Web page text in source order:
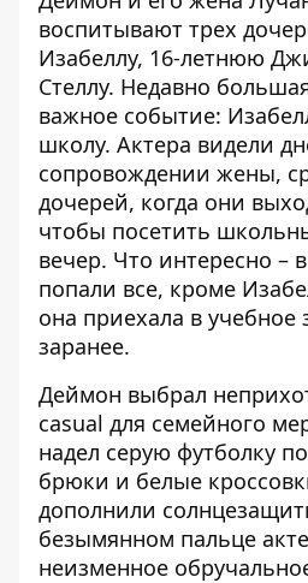
воспитывают трех
Изабеллу, 16-летнюю
Стеллу. Недавно
важное событие:
школу. Актера видели
сопровождении жены,
дочерей, когда они
чтобы посетить
вечер. Что интересно –
попали все, кроме
она приехала в учебное
заранее.
Деймон выбрал
casual для семейного
надел серую футболку
брюки и белые
дополнили
безымянном пальце
неизменное